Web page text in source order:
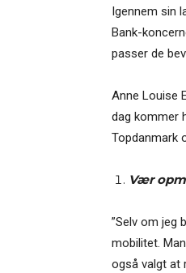
Igennem sin
Bank-
passer de
Anne Louise
dag kommer
Topdanmark
Vær
”Selv om jeg
mobilitet.
også valgt at